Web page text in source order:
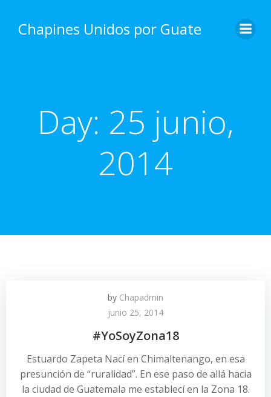
content
Chapines Unidos por Guate
Day: 25 junio,
2014
by Chapadmin
junio 25, 2014
#YoSoyZona18
Estuardo Zapeta Nací en Chimaltenango, en esa
presunción de “ruralidad”. En ese paso de allá hacia
la ciudad de Guatemala me establecí en la Zona 18.